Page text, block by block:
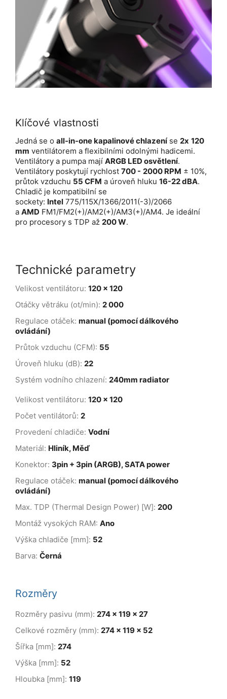
Klíčové vlastnosti
Jedná se o all-in-one kapalinové chlazení se 2x 120
mm ventilátorem a flexibilními odolnými hadicemi.
Ventilátory a pumpa mají ARGB LED osvětlení.
Ventilátory poskytují rychlost 700 - 2000 RPM ± 10%,
průtok vzduchu 55 CFM a úroveň hluku 16-22 dBA.
Chladič je kompatibilní se
sockety: Intel 775/115X/1366/2011(-3)/2066
a AMD FM1/FM2(+)/AM2(+)/AM3(+)/AM4. Je ideální
pro procesory s TDP až 200 W.
Technické parametry
Velikost ventilátoru: 120 x 120
Otáčky větráku (ot/min): 2 000
Regulace otáček: manual (pomocí dálkového
ovládání)
Průtok vzduchu (CFM): 55
Úroveň hluku (dB): 22
Systém vodního chlazení: 240mm radiator
Velikost ventilátoru: 120 x 120
Počet ventilátorů: 2
Provedení chladiče: Vodní
Materiál: Hliník, Měď
Konektor: 3pin + 3pin (ARGB), SATA power
Regulace otáček: manual (pomocí dálkového
ovládání)
Max. TDP (Thermal Design Power) [W]: 200
Montáž vysokých RAM: Ano
Výška chladiče [mm]: 52
Barva: Černá
Rozměry
Rozměry pasivu (mm): 274 x 119 x 27
Celkové rozměry (mm): 274 x 119 x 52
Šířka [mm]: 274
Výška [mm]: 52
Hloubka [mm]: 119